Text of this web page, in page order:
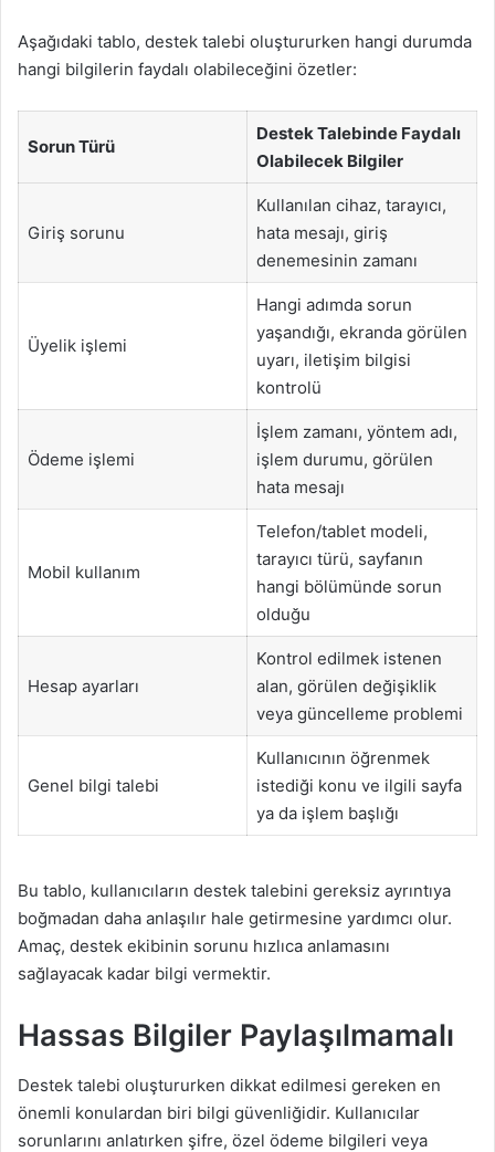
Aşağıdaki tablo, destek talebi oluştururken hangi durumda
hangi bilgilerin faydalı olabileceğini özetler:
Sorun Türü
Destek Talebinde Faydalı
Olabilecek Bilgiler
Giriş sorunu
Kullanılan cihaz, tarayıcı,
hata mesajı, giriş
denemesinin zamanı
Üyelik işlemi
Hangi adımda sorun
yaşandığı, ekranda görülen
uyarı, iletişim bilgisi
kontrolü
Ödeme işlemi
İşlem zamanı, yöntem adı,
işlem durumu, görülen
hata mesajı
Mobil kullanım
Telefon/tablet modeli,
tarayıcı türü, sayfanın
hangi bölümünde sorun
olduğu
Hesap ayarları
Kontrol edilmek istenen
alan, görülen değişiklik
veya güncelleme problemi
Genel bilgi talebi
Kullanıcının öğrenmek
istediği konu ve ilgili sayfa
ya da işlem başlığı
Bu tablo, kullanıcıların destek talebini gereksiz ayrıntıya
boğmadan daha anlaşılır hale getirmesine yardımcı olur.
Amaç, destek ekibinin sorunu hızlıca anlamasını
sağlayacak kadar bilgi vermektir.
Hassas Bilgiler Paylaşılmamalı
Destek talebi oluştururken dikkat edilmesi gereken en
önemli konulardan biri bilgi güvenliğidir. Kullanıcılar
sorunlarını anlatırken şifre, özel ödeme bilgileri veya